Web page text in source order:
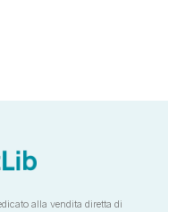
alla vendita diretta di